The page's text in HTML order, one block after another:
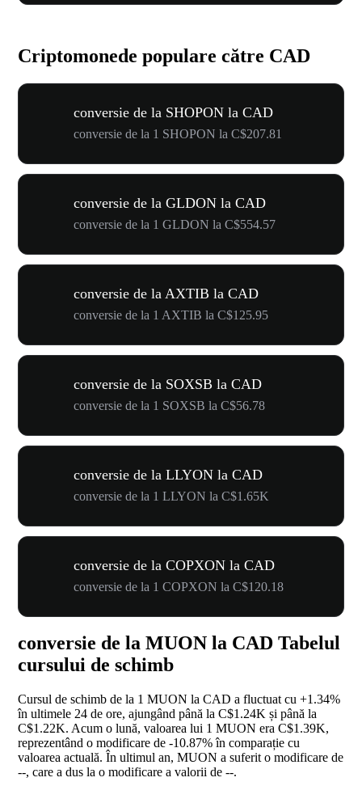
Criptomonede populare către CAD
conversie de la SHOPON la CAD
conversie de la 1 SHOPON la C$207.81
conversie de la GLDON la CAD
conversie de la 1 GLDON la C$554.57
conversie de la AXTIB la CAD
conversie de la 1 AXTIB la C$125.95
conversie de la SOXSB la CAD
conversie de la 1 SOXSB la C$56.78
conversie de la LLYON la CAD
conversie de la 1 LLYON la C$1.65K
conversie de la COPXON la CAD
conversie de la 1 COPXON la C$120.18
conversie de la MUON la CAD Tabelul
cursului de schimb
Cursul de schimb de la 1 MUON la CAD a fluctuat cu +1.34%
în ultimele 24 de ore, ajungând până la C$1.24K și până la
C$1.22K. Acum o lună, valoarea lui 1 MUON era C$1.39K,
reprezentând o modificare de -10.87%în comparație cu
valoarea actuală. În ultimul an, MUON a suferit o modificare de
--, care a dus la o modificare a valorii de --.